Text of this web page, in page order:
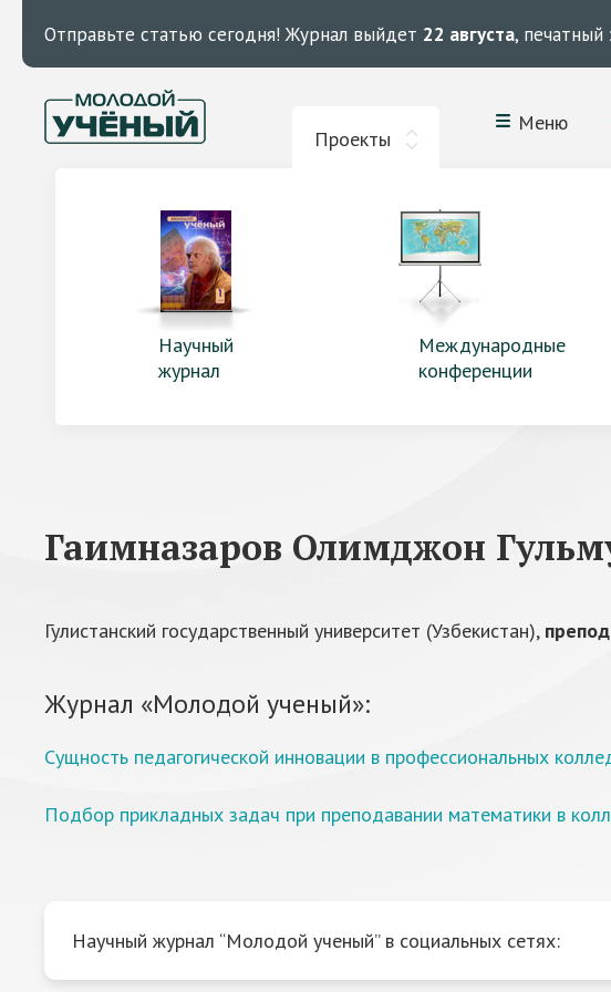
Отправьте статью сегодня! Журнал выйдет 22 августа, печатный
Проекты
Меню
Научный
журнал
Международные
конференции
Гаимназаров Олимджон
Гулистанский государственный университет (Узбекистан),
Журнал «Молодой ученый»:
Сущность педагогической инновации в профессиональных
Подбор прикладных задач при преподавании математики в
Научный журнал “Молодой ученый” в социальных сетях: